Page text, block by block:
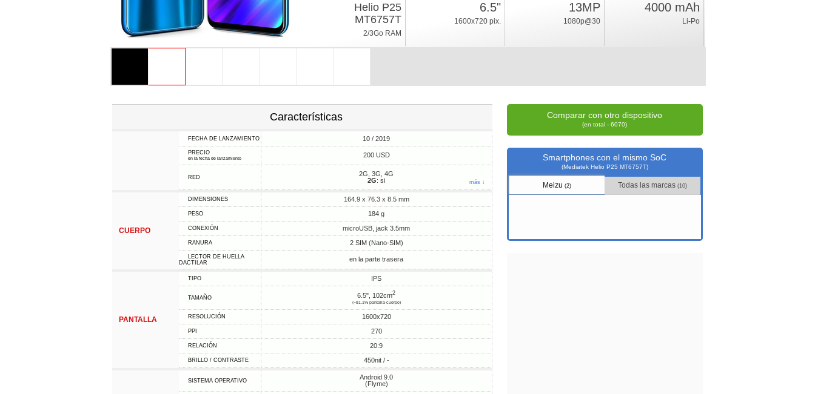
Helio P25
MT6757T
2/3Go RAM
6.5"
1600x720 pix.
13MP
1080p@30
4000 mAh
Li-Po
Características
FECHA DE LANZAMIENTO 10 / 2019
PRECIO
en la fecha de lanzamiento 200 USD
RED 2G, 3G, 4G
más ↓
2G: si
CUERPO
DIMENSIONES 164.9 x 76.3 x 8.5 mm
PESO 184 g
CONEXIÓN microUSB, jack 3.5mm
RANURA 2 SIM (Nano-SIM)
LECTOR DE HUELLA
DACTILAR
en la parte trasera
PANTALLA
TIPO IPS
TAMAÑO 6.5", 102cm2
(~81.1% pantalla-cuerpo)
RESOLUCIÓN 1600x720
PPI 270
RELACIÓN 20:9
BRILLO / CONTRASTE 450nit / -
SISTEMA OPERATIVO
Android 9.0
(Flyme)
Comparar con otro dispositivo
(en total - 6070)
Smartphones con el mismo SoC
(Mediatek Helio P25 MT6757T)
Meizu (2) Todas las marcas(10)